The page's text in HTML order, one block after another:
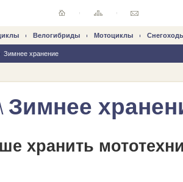
Велогибриды Mотоциклы
Зимнее хранение
Зимнее
хранить